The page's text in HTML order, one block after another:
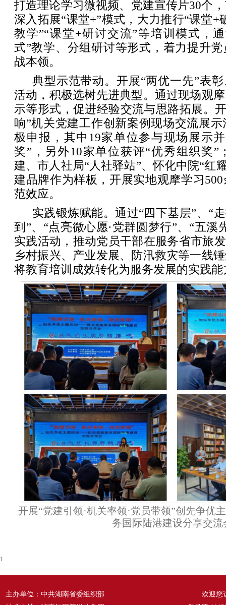
打造理论学习微视频、党建宣传片30个
深入拓展“课堂+”模式，大力推行“课堂+
教学”“课堂+研讨交流”等培训模式，
式”教学、分组研讨等形式，着力提升
战本领。
典型示范带动。开展“两优一先”表
活动，积极选树先进典型。通过现场观
示等形式，促进经验交流与思路拓展。
响”机关党建工作创新案例现场交流展
极申报，其中19家单位参与现场展示
奖”，另外10家单位获评“优秀组织奖”
建、市人社局“人社驿站”、怀化中院“红
建品牌作为样板，开展实地观摩学习
范效应。
实践锻炼赋能。通过“四下基层”、“
到”、“点亮微心愿·党群圆梦行”、“五溪
实践活动，推动党员干部在服务省市旅
乡村振兴、产业发展、防汛救灾等一线
将教育培训成效转化为服务发展的实践能
开展“党建引领·机关率领·党员带领”创先争
务国际陆港建设分享交流
1
主办单位：中共湖南省委组织部
欢迎您